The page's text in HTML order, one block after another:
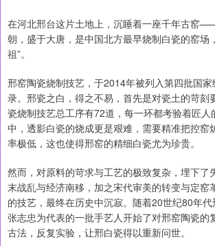
在河北邢台这片土地上，沉睡着一座千年古窑
朝，盛于大唐，是中国北方最早烧制白瓷的窑场
祖”。
邢窑陶瓷烧制技艺，于2014年被列入第四批国
录。邢瓷之白，得之不易，首先是对瓷土的苛刻
瓷烧制技艺总工序有72道，每一环都考验着匠人
中，透影白瓷的烧成更是艰难，需要精准把控窑
率极低，这也使得邢窑的精细白瓷尤为珍贵。
然而，对原料的苛求与工艺的极致复杂，埋下了
末战乱与经济南移，加之宋代审美的转变与定窑
的技艺，最终在历史中沉寂。随着20世纪80年
张志忠为代表的一批手艺人开始了对邢窑陶瓷的
古法，反复实验，让邢白瓷得以重新问世。